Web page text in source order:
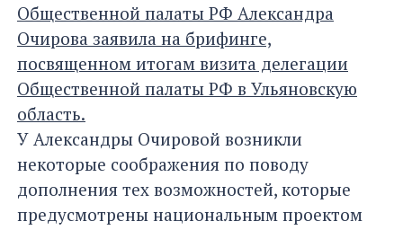
Общественной палаты РФ Александра
Очирова заявила на брифинге,
посвященном итогам визита делегации
Общественной палаты РФ в Ульяновскую
область.
У Александры Очировой возникли
некоторые соображения по поводу
дополнения тех возможностей, которые
предусмотрены национальным проектом